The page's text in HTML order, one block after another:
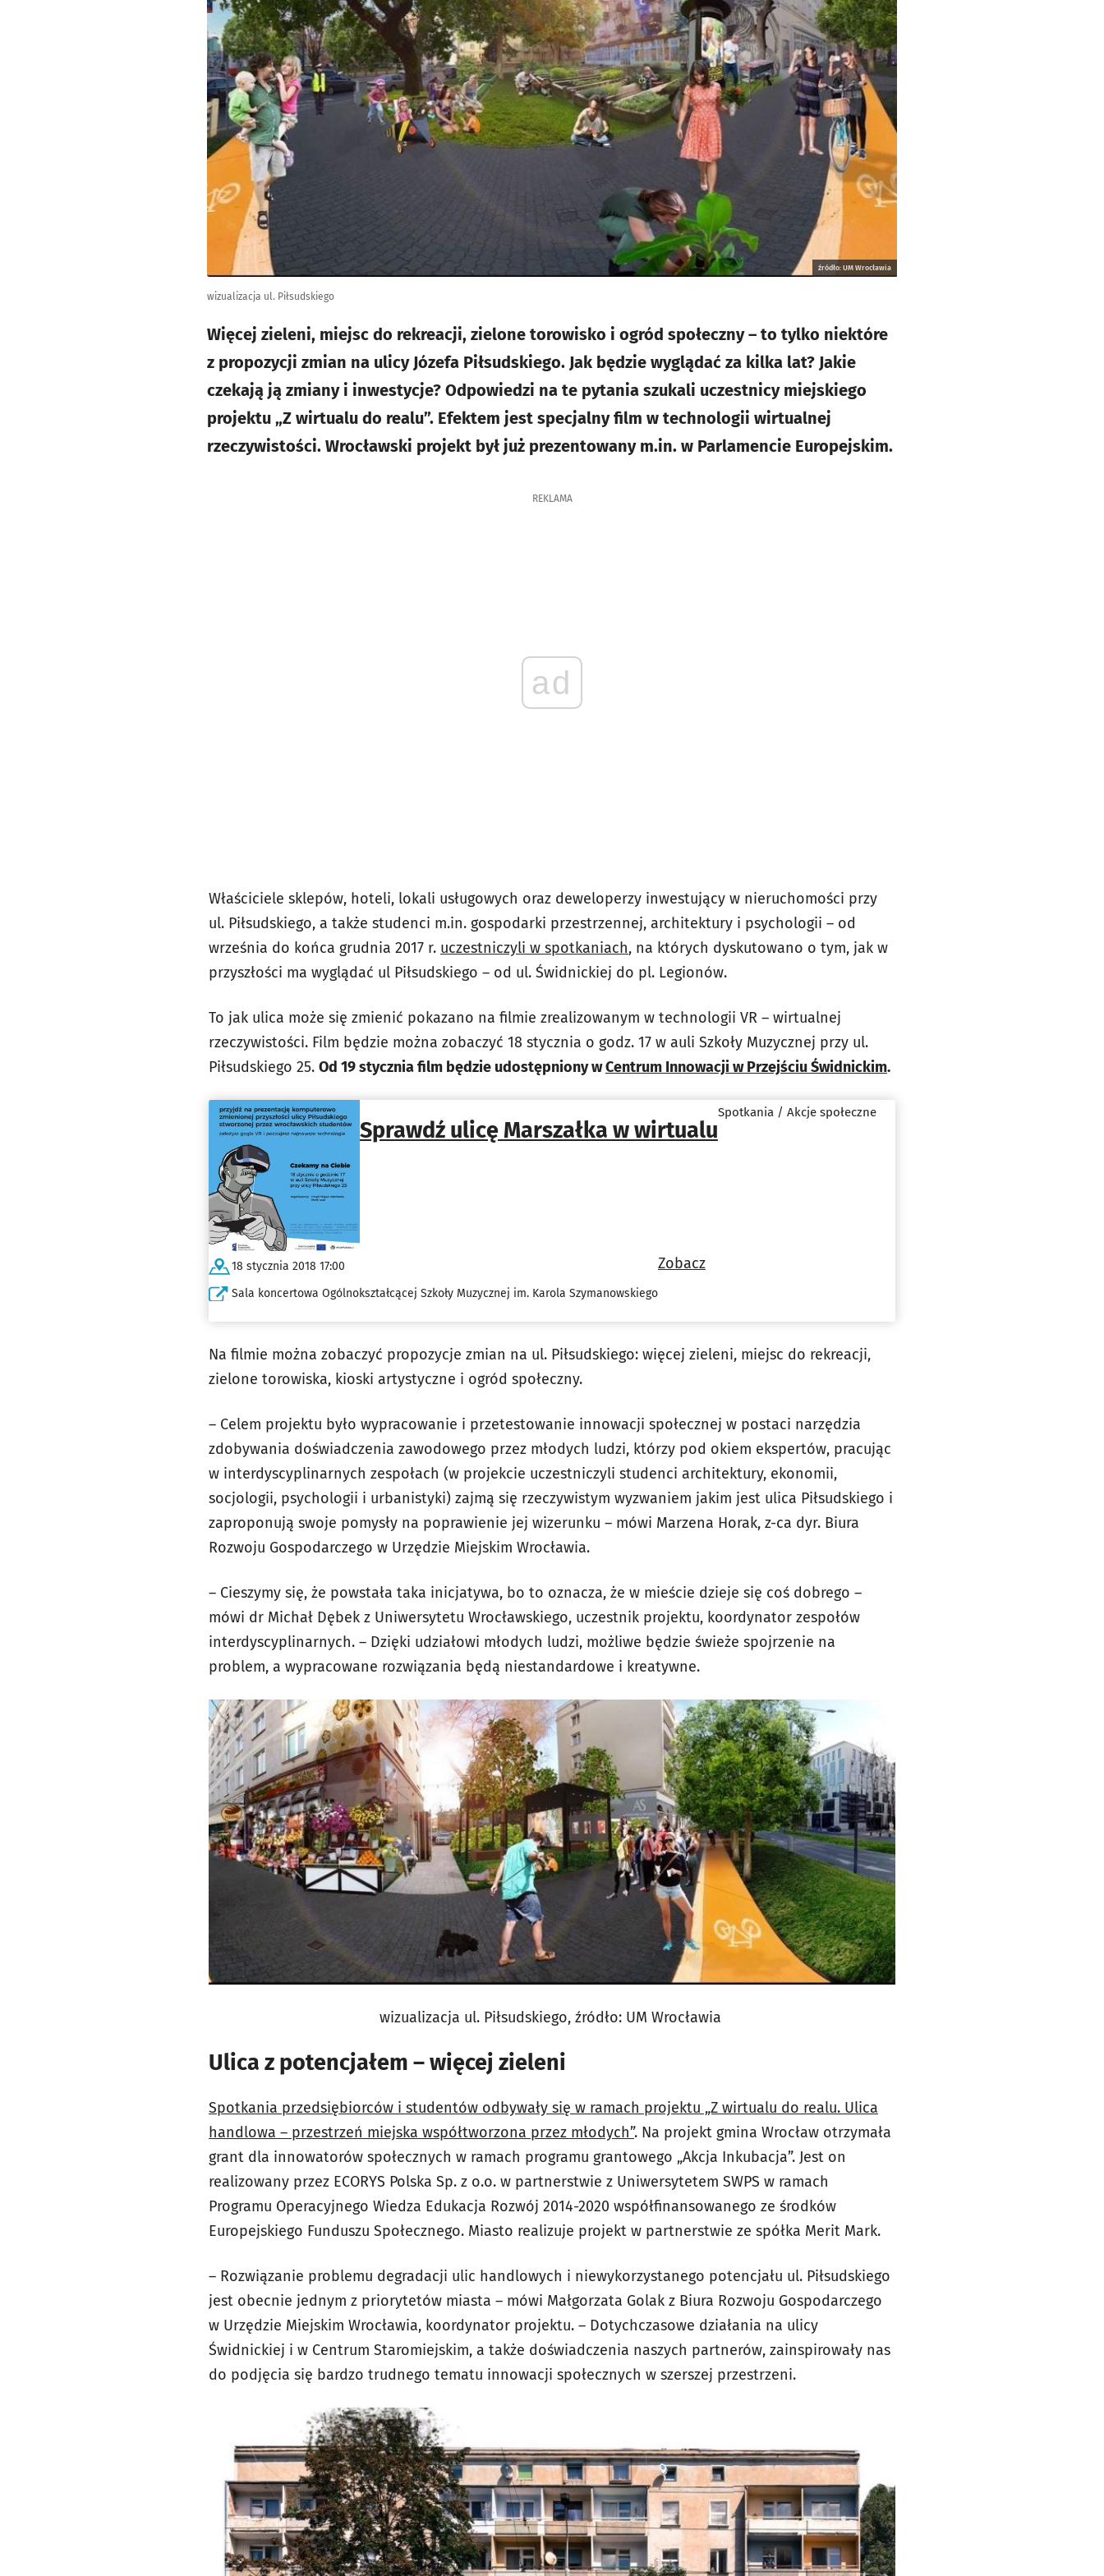
źródło: UM Wrocławia
wizualizacja ul. Piłsudskiego
Więcej zieleni, miejsc do rekreacji, zielone torowisko i ogród społeczny – to tylko niektóre
z propozycji zmian na ulicy Józefa Piłsudskiego. Jak będzie wyglądać za kilka lat? Jakie
czekają ją zmiany i inwestycje? Odpowiedzi na te pytania szukali uczestnicy miejskiego
projektu „Z wirtualu do realu”. Efektem jest specjalny film w technologii wirtualnej
rzeczywistości. Wrocławski projekt był już prezentowany m.in. w Parlamencie Europejskim.
REKLAMA
ad
Właściciele sklepów, hoteli, lokali usługowych oraz deweloperzy inwestujący w nieruchomości przy
ul. Piłsudskiego, a także studenci m.in. gospodarki przestrzennej, architektury i psychologii – od
września do końca grudnia 2017 r. uczestniczyli w spotkaniach, na których dyskutowano o tym, jak w
przyszłości ma wyglądać ul Piłsudskiego – od ul. Świdnickiej do pl. Legionów.
To jak ulica może się zmienić pokazano na filmie zrealizowanym w technologii VR – wirtualnej
rzeczywistości. Film będzie można zobaczyć 18 stycznia o godz. 17 w auli Szkoły Muzycznej przy ul.
Piłsudskiego 25. Od 19 stycznia film będzie udostępniony wCentrum Innowacji w Przejściu Świdnickim.
Sprawdź ulicę Marszałka w wirtualu
Spotkania / Akcje społeczne
18 stycznia 2018 17:00
Sala koncertowa Ogólnokształcącej Szkoły Muzycznej im. Karola Szymanowskiego
Zobacz
Na filmie można zobaczyć propozycje zmian na ul. Piłsudskiego: więcej zieleni, miejsc do rekreacji,
zielone torowiska, kioski artystyczne i ogród społeczny.
– Celem projektu było wypracowanie i przetestowanie innowacji społecznej w postaci narzędzia
zdobywania doświadczenia zawodowego przez młodych ludzi, którzy pod okiem ekspertów, pracując
w interdyscyplinarnych zespołach (w projekcie uczestniczyli studenci architektury, ekonomii,
socjologii, psychologii i urbanistyki) zajmą się rzeczywistym wyzwaniem jakim jest ulica Piłsudskiego i
zaproponują swoje pomysły na poprawienie jej wizerunku – mówi Marzena Horak, z-ca dyr. Biura
Rozwoju Gospodarczego w Urzędzie Miejskim Wrocławia.
– Cieszymy się, że powstała taka inicjatywa, bo to oznacza, że w mieście dzieje się coś dobrego –
mówi dr Michał Dębek z Uniwersytetu Wrocławskiego, uczestnik projektu, koordynator zespołów
interdyscyplinarnych. – Dzięki udziałowi młodych ludzi, możliwe będzie świeże spojrzenie na
problem, a wypracowane rozwiązania będą niestandardowe i kreatywne.
wizualizacja ul. Piłsudskiego, źródło: UM Wrocławia
Ulica z potencjałem – więcej zieleni
Spotkania przedsiębiorców i studentów odbywały się w ramach projektu „Z wirtualu do realu. Ulica
handlowa – przestrzeń miejska współtworzona przez młodych”. Na projekt gmina Wrocław otrzymała
grant dla innowatorów społecznych w ramach programu grantowego „Akcja Inkubacja”. Jest on
realizowany przez ECORYS Polska Sp. z o.o. w partnerstwie z Uniwersytetem SWPS w ramach
Programu Operacyjnego Wiedza Edukacja Rozwój 2014-2020 współfinansowanego ze środków
Europejskiego Funduszu Społecznego. Miasto realizuje projekt w partnerstwie ze spółka Merit Mark.
– Rozwiązanie problemu degradacji ulic handlowych i niewykorzystanego potencjału ul. Piłsudskiego
jest obecnie jednym z priorytetów miasta – mówi Małgorzata Golak z Biura Rozwoju Gospodarczego
w Urzędzie Miejskim Wrocławia, koordynator projektu. – Dotychczasowe działania na ulicy
Świdnickiej i w Centrum Staromiejskim, a także doświadczenia naszych partnerów, zainspirowały nas
do podjęcia się bardzo trudnego tematu innowacji społecznych w szerszej przestrzeni.